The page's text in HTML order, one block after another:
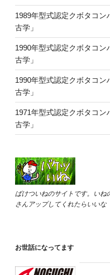
1989年型式認定クボタコ
古学」
1990年型式認定クボタコ
古学」
1990年型式認定クボタコ
古学」
1971年型式認定クボタコ
古学」
ばけついねのサイトです。いね
さんアップしてくれたらいいな
お世話になってます